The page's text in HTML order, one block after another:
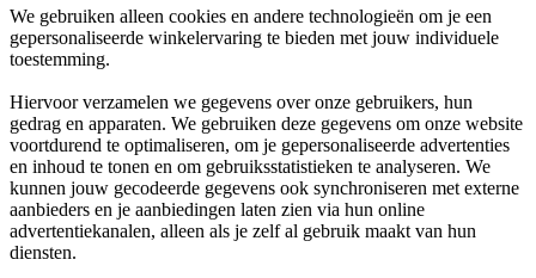
We gebruiken alleen cookies en andere technologieën om je een
gepersonaliseerde winkelervaring te bieden met jouw individuele
toestemming.
Hiervoor verzamelen we gegevens over onze gebruikers, hun
gedrag en apparaten. We gebruiken deze gegevens om onze website
voortdurend te optimaliseren, om je gepersonaliseerde advertenties
en inhoud te tonen en om gebruiksstatistieken te analyseren. We
kunnen jouw gecodeerde gegevens ook synchroniseren met externe
aanbieders en je aanbiedingen laten zien via hun online
advertentiekanalen, alleen als je zelf al gebruik maakt van hun
diensten.